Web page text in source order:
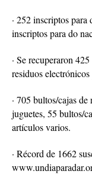
· 252 inscriptos
inscriptos para do
· Se recuperaron
residuos
· 705 bultos/cajas
juguetes, 55 bultos/
artículos varios.
· Récord de 1662